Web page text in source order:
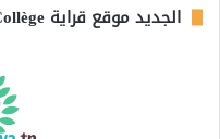
الجديد موقع قراية Collège